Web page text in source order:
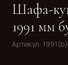
Шафа-
1991 мм
Артикул: